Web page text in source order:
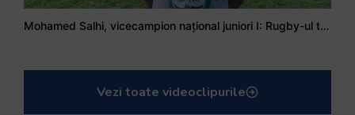
Mohamed Salhi, vicecampion național juniori I: Rugby-ul te învață să accepți și înfrângerile
Vezi toate videoclipurile